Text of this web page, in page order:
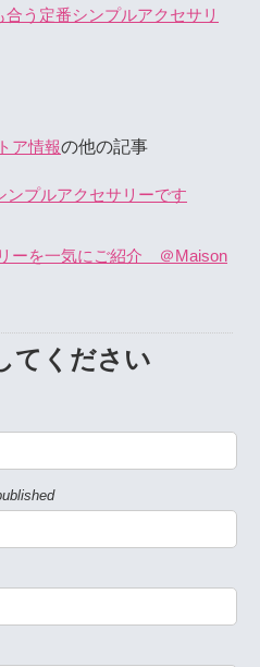
う定番シンプルアクセサリ
ア情報の他の記事
ンプルアクセサリーです
ーを一気にご紹介 ＠Maison
てください